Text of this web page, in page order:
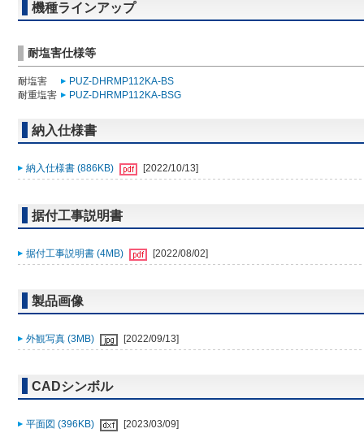
機種ラインアップ
耐塩害仕様等
耐塩害
PUZ-DHRMP112KA-BS
耐重塩害
PUZ-DHRMP112KA-BSG
納入仕様書
納入仕様書 (886KB) [2022/10/13]
据付工事説明書
据付工事説明書 (4MB) [2022/08/02]
製品画像
外観写真 (3MB) [2022/09/13]
CADシンボル
平面図 (396KB)
[2023/03/09]